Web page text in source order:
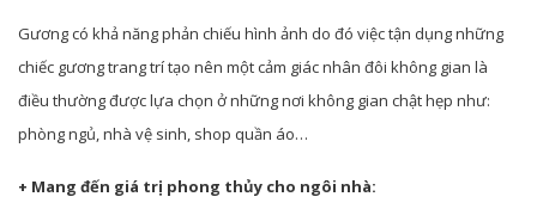
Gương có khả năng phản chiếu hình ảnh do đó việc tận dụng những
chiếc gương trang trí tạo nên một cảm giác nhân đôi không gian là
điều thường được lựa chọn ở những nơi không gian chật hẹp như:
phòng ngủ, nhà vệ sinh, shop quần áo…
+ Mang đến giá trị phong thủy cho ngôi nhà: